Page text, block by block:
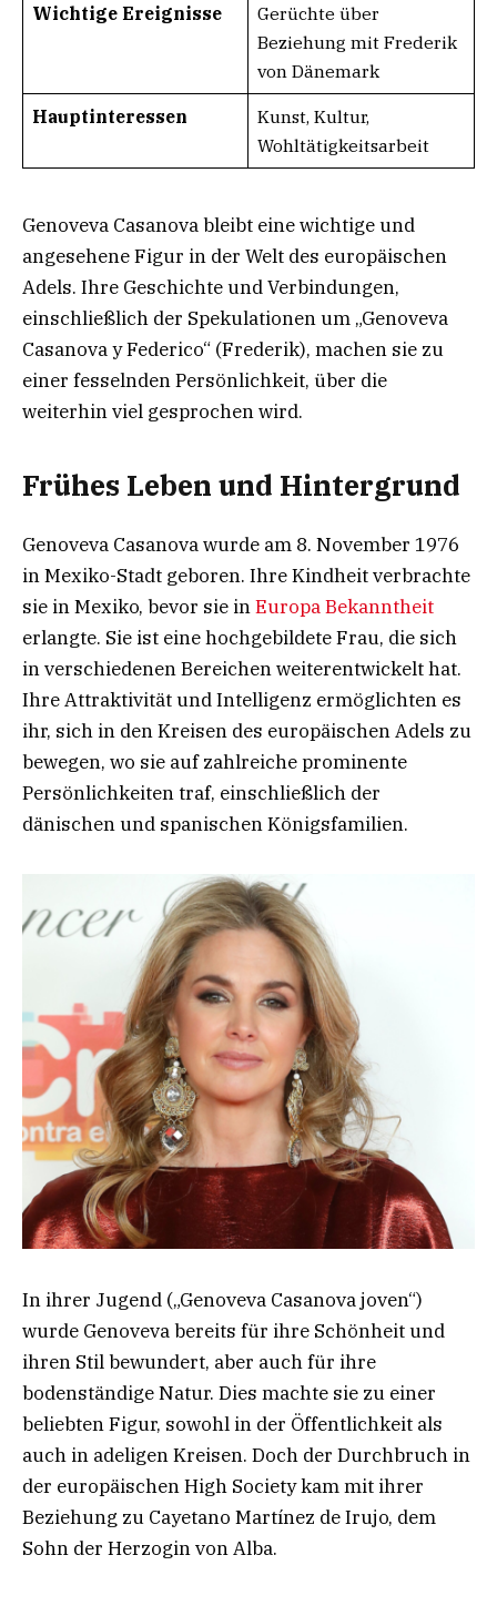
Wichtige Ereignisse
Gerüchte über
Beziehung mit Frederik
von Dänemark
Hauptinteressen
Kunst, Kultur,
Wohltätigkeitsarbeit
Genoveva Casanova bleibt eine wichtige und
angesehene Figur in der Welt des europäischen
Adels. Ihre Geschichte und Verbindungen,
einschließlich der Spekulationen um „Genoveva
Casanova y Federico“ (Frederik), machen sie zu
einer fesselnden Persönlichkeit, über die
weiterhin viel gesprochen wird.
Frühes Leben und Hintergrund
Genoveva Casanova wurde am 8. November 1976
in Mexiko-Stadt geboren. Ihre Kindheit verbrachte
sie in Mexiko, bevor sie inEuropa Bekanntheit
erlangte. Sie ist eine hochgebildete Frau, die sich
in verschiedenen Bereichen weiterentwickelt hat.
Ihre Attraktivität und Intelligenz ermöglichten es
ihr, sich in den Kreisen des europäischen Adels zu
bewegen, wo sie auf zahlreiche prominente
Persönlichkeiten traf, einschließlich der
dänischen und spanischen Königsfamilien.
In ihrer Jugend („Genoveva Casanova joven“)
wurde Genoveva bereits für ihre Schönheit und
ihren Stil bewundert, aber auch für ihre
bodenständige Natur. Dies machte sie zu einer
beliebten Figur, sowohl in der Öffentlichkeit als
auch in adeligen Kreisen. Doch der Durchbruch in
der europäischen High Society kam mit ihrer
Beziehung zu Cayetano Martínez de Irujo, dem
Sohn der Herzogin von Alba.